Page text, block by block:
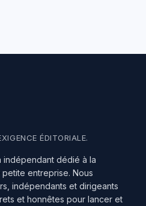
ÉDITORIALE.
indépendant dédié à la
entreprise. Nous
indépendants et dirigeants
et honnêtes pour lancer et